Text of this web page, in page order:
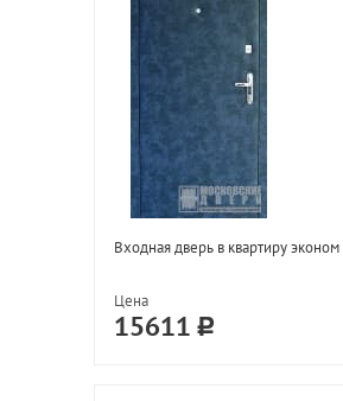
Входная дверь в квартиру
Цена
15611